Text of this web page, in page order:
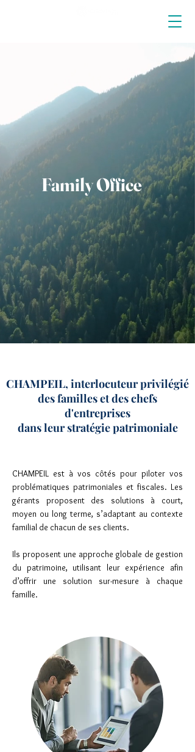
Family Office
CHAMPEIL est à vos côtés pour piloter vos
problématiques patrimoniales et fiscales. Les
gérants proposent des solutions à court,
moyen ou long terme, s’adaptant au contexte
familial de chacun de ses clients.
Ils proposent une approche globale de gestion
du patrimoine, utilisant leur expérience afin
d’offrir une solution sur-mesure à chaque
famille.
CHAMPEIL, interlocuteur privilégié
des familles et des chefs
d'entreprises
dans leur stratégie patrimoniale